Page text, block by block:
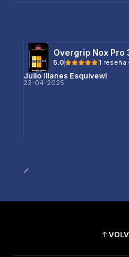
Overgrip Nox Pro
5.0 1 reseña
Julio Illanes Esquivewl
23-04-2025